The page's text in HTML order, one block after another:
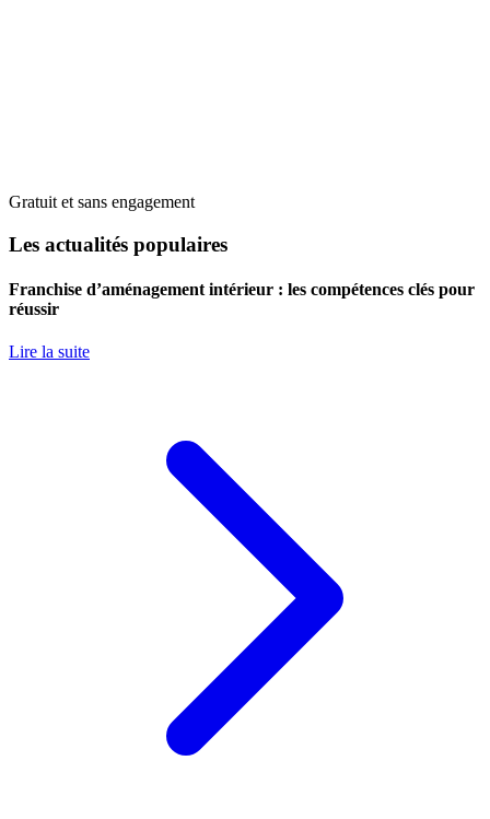
Gratuit et sans engagement
Les actualités populaires
Franchise d’aménagement intérieur : les compétences clés pour
réussir
Lire la suite